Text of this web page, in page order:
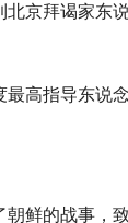
北京拜谒家东
高指导东说
鲜的战事，